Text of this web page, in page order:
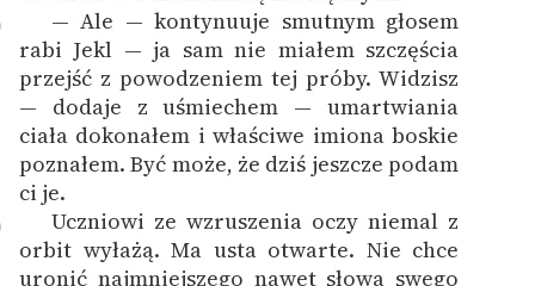
— Ale — kontynuuje smutnym głosem
rabi Jekl — ja sam nie miałem szczęścia
przejść z powodzeniem tej próby. Widzisz
— dodaje z uśmiechem — umartwiania
ciała dokonałem i właściwe imiona boskie
poznałem. Być może, że dziś jeszcze podam
ci je.
Uczniowi ze wzruszenia oczy niemal z
orbit wyłażą. Ma usta otwarte. Nie chce
uronić najmniejszego nawet słowa swego